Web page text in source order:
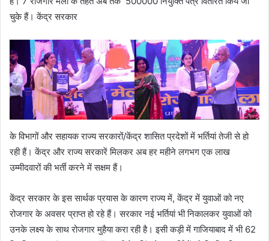
चुके हैं। केंद्र सरकार
के विभागों और सहायक राज्य सरकारों/केंद्र शासित प्रदेशों में भर्तियां तेजी से हो
रही हैं। केंद्र और राज्य सरकारें मिलकर अब हर महीने लगभग एक लाख
उम्मीदवारों की भर्ती करने में सक्षम हैं।
केंद्र सरकार के इस सार्थक प्रयास के कारण राज्य में, केंद्र में युवाओं को नए
रोजगार के अवसर प्राप्त हो रहे हैं। सरकार नई भर्तियां भी निकालकर युवाओं को
उनके लक्ष्य के साथ रोजगार मुहैया करा रही है। इसी कड़ी में गाजियाबाद में भी 62